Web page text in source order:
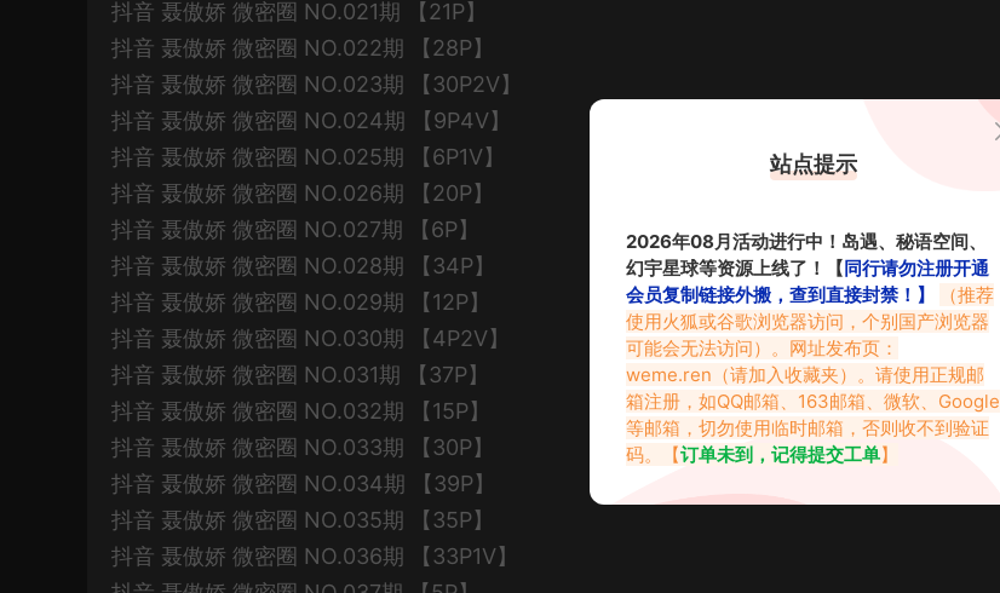
抖音 聂傲娇 微密圈 NO.021期 【21P】
抖音 聂傲娇 微密圈 NO.022期 【28P】
抖音 聂傲娇 微密圈 NO.023期 【30P2V】
抖音 聂傲娇 微密圈 NO.024期 【9P4V】
抖音 聂傲娇 微密圈 NO.025期 【6P1V】
抖音 聂傲娇 微密圈 NO.026期 【20P】
抖音 聂傲娇 微密圈 NO.027期 【6P】
抖音 聂傲娇 微密圈 NO.028期 【34P】
抖音 聂傲娇 微密圈 NO.029期 【12P】
抖音 聂傲娇 微密圈 NO.030期 【4P2V】
抖音 聂傲娇 微密圈 NO.031期 【37P】
抖音 聂傲娇 微密圈 NO.032期 【15P】
抖音 聂傲娇 微密圈 NO.033期 【30P】
抖音 聂傲娇 微密圈 NO.034期 【39P】
抖音 聂傲娇 微密圈 NO.035期 【35P】
抖音 聂傲娇 微密圈 NO.036期 【33P1V】
站点提示
2026年08月活动进行中！岛遇、秘语空间、
幻宇星球等资源上线了！【同行请勿注册开通
会员复制链接外搬，查到直接封禁！】
（推荐
使用火狐或谷歌浏览器访问，个别国产浏览器
可能会无法访问）。网址发布页：
weme.ren （请加入收藏夹）。请使用正规邮
箱注册，如QQ邮箱、163邮箱、微软、Google
等邮箱，切勿使用临时邮箱，否则收不到验证
码。【订单未到，记得提交工单】